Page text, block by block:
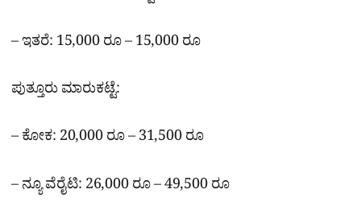
– ಇತರೆ: 15,000 ರೂ – 15,000 ರೂ
ಪುತ್ತೂರು ಮಾರುಕಟ್ಟೆ:
– ಕೋಕ: 20,000 ರೂ – 31,500 ರೂ
– ನ್ಯೂ ವೆರೈಟಿ: 26,000 ರೂ – 49,500 ರೂ